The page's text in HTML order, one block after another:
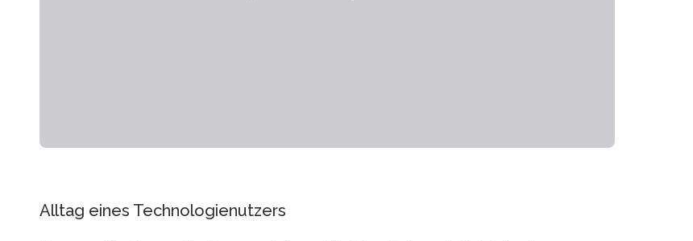
Alltag eines Technologienutzers